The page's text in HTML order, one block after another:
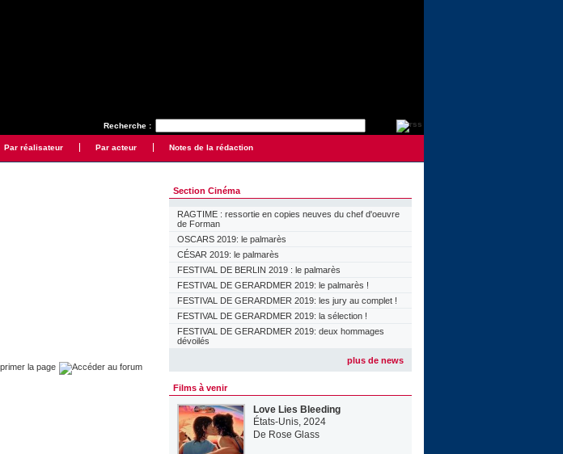
Recherche :
Par réalisateur Par acteur Notes de la rédaction
Section Cinéma
RAGTIME : ressortie en copies neuves du chef d'oeuvre
de Forman
OSCARS 2019: le palmarès
CÉSAR 2019: le palmarès
FESTIVAL DE BERLIN 2019 : le palmarès
FESTIVAL DE GERARDMER 2019: le palmarès !
FESTIVAL DE GERARDMER 2019: les jury au complet !
FESTIVAL DE GERARDMER 2019: la sélection !
FESTIVAL DE GERARDMER 2019: deux hommages
dévoilés
plus de news
Films à venir
Love Lies Bleeding
États-Unis, 2024
De Rose Glass